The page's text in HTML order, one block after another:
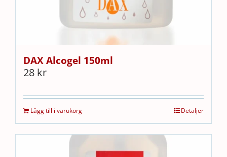
DAX Alcogel 150ml
28 kr
Lägg till i varukorg Detaljer